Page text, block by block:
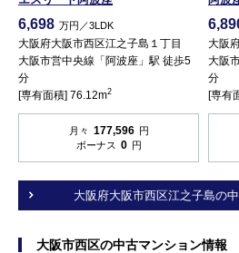
6,698 万円／3LDK
大阪府大阪市西区江之子島１丁目
大阪市営中央線「阿波座」駅 徒歩5
分
[専有面積] 76.12m2
月々 177,596 円
ボーナス 0 円
大阪
大阪
分
[専有
大阪府大阪市西区江之子島の
大阪市西区の中古マンション情報